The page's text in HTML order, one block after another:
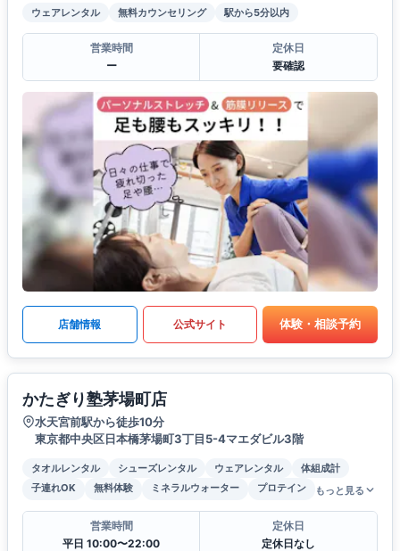
ウェアレンタル 無料カウンセリング 駅から5分以内
営業時間
ー
定休日
要確認
店舗情報 公式サイト 体験・相談予約
かたぎり塾茅場町店
水天宮前駅から徒歩10分
東京都中央区日本橋茅場町3丁目5-4マエダビル3階
タオルレンタル シューズレンタル ウェアレンタル
体組成計
子連れOK
無料体験 ミネラルウォーター プロテイン もっと見る
営業時間
平日 10:00〜22:00
定休日
定休日なし